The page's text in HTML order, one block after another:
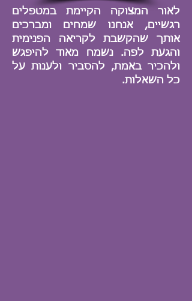
לאור המצוקה הקיימת במטפלים
רגשיים, אנחנו שמחים ומברכים
אותך שהקשבת לקריאה הפנימית
והגעת לפה. נשמח מאוד להיפגש
ולהכיר באמת, להסביר ולענות על
כל השאלות.